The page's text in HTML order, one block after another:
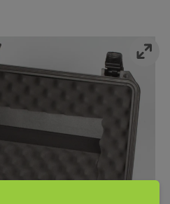
siden for eksempler på
følger ikke med.